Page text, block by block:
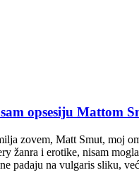
opsesiju Mattom
zovem, Matt Smut, moj
žanra i erotike, nisam
padaju na vulgaris sliku,